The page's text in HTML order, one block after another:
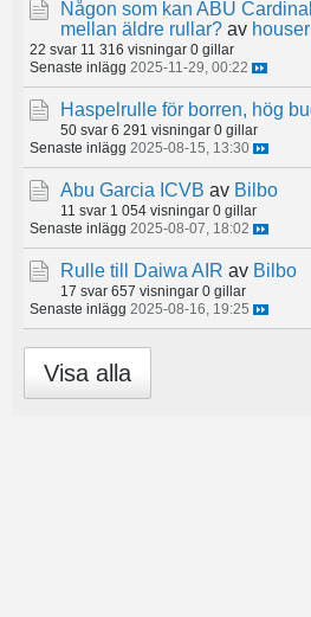
Någon som kan ABU
mellan äldre rullar? av houser
22 svar 11 316 visningar 0 gillar
Senaste inlägg 2025-11-29, 00:22
Haspelrulle för borren, hög
50 svar 6 291 visningar 0 gillar
Senaste inlägg 2025-08-15, 13:30
Abu Garcia ICVB av Bilbo
11 svar 1 054 visningar 0 gillar
Senaste inlägg 2025-08-07, 18:02
Rulle till Daiwa AIR av Bilbo
17 svar 657 visningar 0 gillar
Senaste inlägg 2025-08-16, 19:25
Visa alla